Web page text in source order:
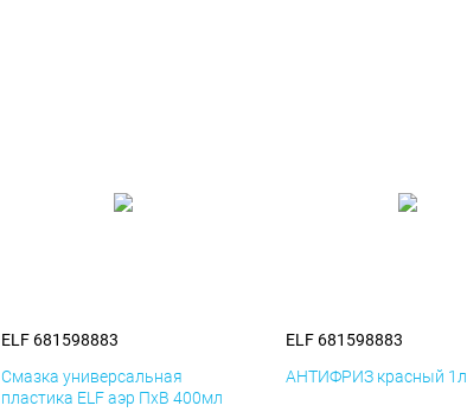
ELF 681598883
Смазка универсальная
пластика ELF аэр ПхВ 400мл
ELF 681598883
АНТИФРИЗ красный 1л.